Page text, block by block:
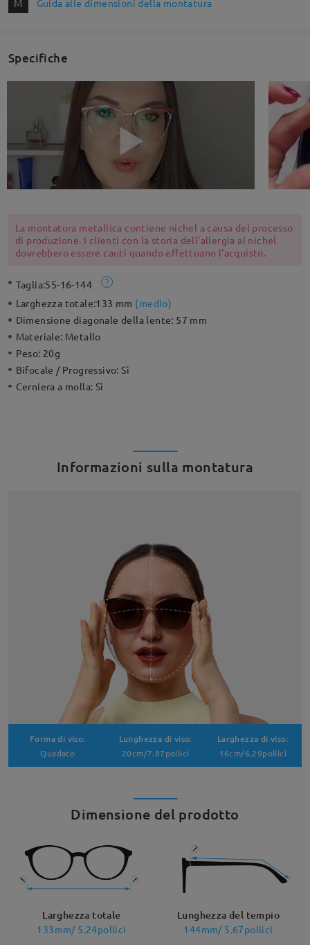
M Guida alle dimensioni della montatura
Specifiche
La montatura metallica contiene nichel a causa del processo
di produzione. I clienti con la storia dell'allergia al nichel
dovrebbero essere cauti quando effettuano l'acquisto.
Taglia:55-16-144
Larghezza totale:133 mm (medio)
Dimensione diagonale della lente: 57 mm
Materiale: Metallo
Peso: 20g
Bifocale / Progressivo:Sì
Cerniera a molla: Sì
Informazioni sulla montatura
Forma di viso:
Quadato
Lunghezza di viso:
20cm/7.87pollici
Larghezza di viso:
16cm/6.29pollici
Dimensione del prodotto
Larghezza totale
133mm/ 5.24pollici
Lunghezza del tempio
144mm/ 5.67pollici